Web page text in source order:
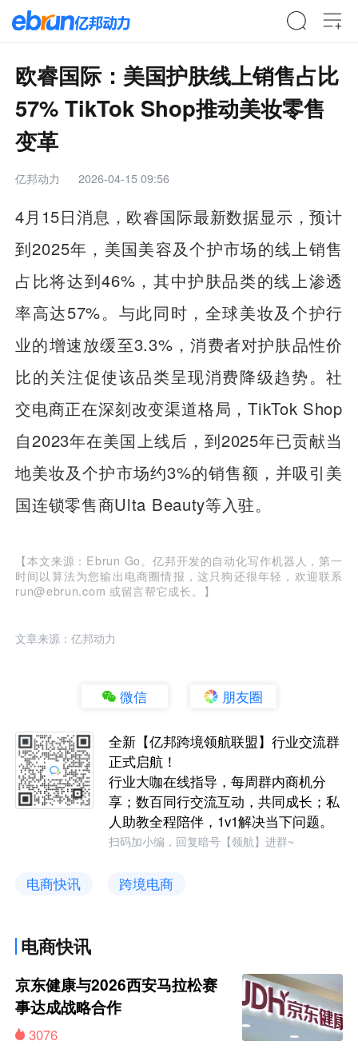
欧睿国际：美国护肤线上销售占比
57% TikTok Shop推动美妆零售
变革
亿邦动力 2026-04-15 09:56
4月15日消息，欧睿国际最新数据显示，预计
到2025年，美国美容及个护市场的线上销售
占比将达到46%，其中护肤品类的线上渗透
率高达57%。与此同时，全球美妆及个护行
业的增速放缓至3.3%，消费者对护肤品性价
比的关注促使该品类呈现消费降级趋势。社
交电商正在深刻改变渠道格局，TikTok Shop
自2023年在美国上线后，到2025年已贡献当
地美妆及个护市场约3%的销售额，并吸引美
国连锁零售商Ulta Beauty等入驻。
【本文来源：Ebrun Go。亿邦开发的自动化写作机器人，第一
时间以算法为您输出电商圈情报，这只狗还很年轻，欢迎联系
run@ebrun.com 或留言帮它成长。】
文章来源：亿邦动力
微信 朋友圈
全新【亿邦跨境领航联盟】行业交流群
正式启航！
行业大咖在线指导，每周群内商机分
享；数百同行交流互动，共同成长；私
人助教全程陪伴，1v1解决当下问题。
扫码加小编，回复暗号【领航】进群~
电商快讯 跨境电商
电商快讯
京东健康与2026西安马拉松赛
事达成战略合作
3076